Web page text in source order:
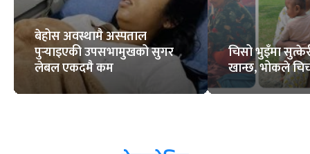
बेहोस अवस्थामै अस्पताल
पुर्‍याइएकी उपसभामुखको सुगर
लेबल एकदमै कम
चिसो भुइँमा
खान्छ, भोकले